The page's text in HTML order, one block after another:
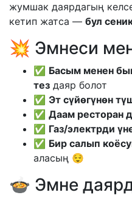
жумшак даярдагың
кетип жатса — бул
💥 Эмнеси
✅ Басым менен
тез даяр болот
✅ Эт сүйөгүнөн
✅ Даам ресторан
✅ Газ/электрди
✅ Бир салып
аласың 😌
🍲 Эмне